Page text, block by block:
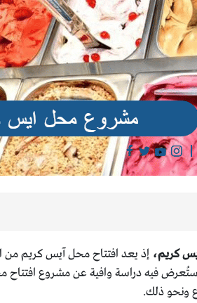
كريم، إذ يعد افتتاح محل آيس كريم من
ستُعرض فيه دراسة وافية عن مشروع
ونحو ذلك.